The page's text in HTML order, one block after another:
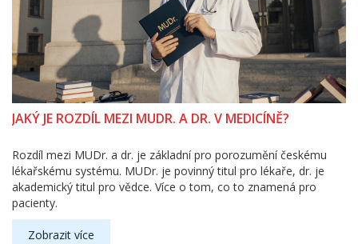
JAKÝ JE ROZDÍL MEZI MUDR. A DR. V MEDICÍNĚ?
Rozdíl mezi MUDr. a dr. je základní pro porozumění českému
lékařskému systému. MUDr. je povinný titul pro lékaře, dr. je
akademický titul pro vědce. Více o tom, co to znamená pro
pacienty.
Zobrazit více